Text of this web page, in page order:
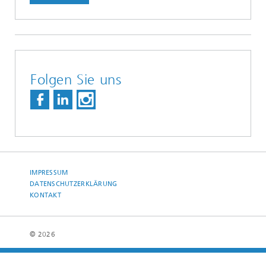
Folgen Sie uns
IMPRESSUM
DATENSCHUTZERKLÄRUNG
KONTAKT
© 2026